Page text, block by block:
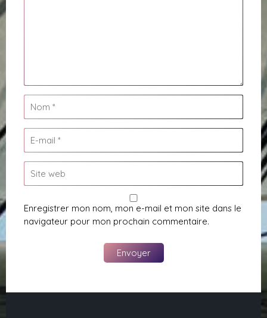
Enregistrer mon nom, mon e-mail et mon site dans le
navigateur pour mon prochain commentaire.